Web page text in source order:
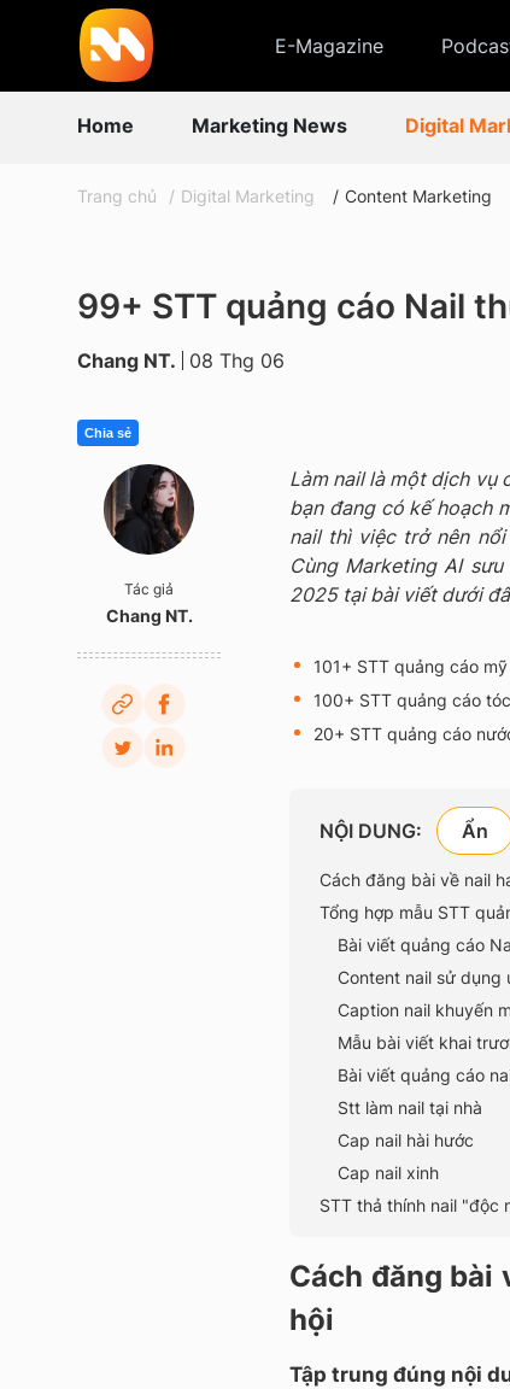
E-Magazine
Home Marketing News Digital
Trang chủ Digital Marketing Content Marketing
99+ STT quảng cáo Nail
Chang NT. 08 Thg 06
Chia sẻ
Tác giả
Chang NT.
Làm nail là một dịch vụ
bạn đang có kế hoạch
nail thì việc trở nên
Cùng Marketing AI
2025 tại bài viết dưới
101+ STT quảng cáo
100+ STT quảng cáo
20+ STT quảng cáo
NỘI DUNG:
Cách đăng bài về nail
Tổng hợp mẫu STT
Bài viết quảng cáo
Content nail sử dụng
Caption nail khuyến
Mẫu bài viết khai
Bài viết quảng cáo
Stt làm nail tại nhà
Cap nail hài hước
Cap nail xinh
STT thả thính nail "độc
Cách đăng bài
hội
Tập trung đúng nội